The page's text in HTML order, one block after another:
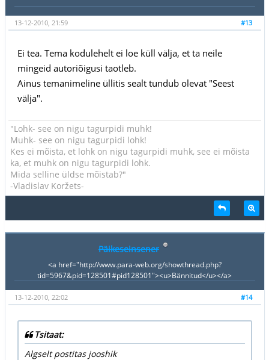
#13
13-12-2010, 21:59
Ei tea. Tema kodulehelt ei loe küll välja, et ta neile
mingeid autoriõigusi taotleb.
Ainus temanimeline üllitis sealt tundub olevat "Seest
välja".
"Lohk- see on nigu tagurpidi muhk!
Muhk- see on nigu tagurpidi lohk!
Kes ei mõista, et lohk on nigu tagurpidi muhk, see ei mõista
ka, et muhk on nigu tagurpidi lohk.
Mida selline üldse mõistab?"
-Vladislav Koržets-
Päikeseinsener
<a href="http://www.para-web.org/showthread.php?
tid=5967&pid=128501#pid128501"><u>Bännitud</u></a>
#14
13-12-2010, 22:02
Tsitaat:
Algselt postitas jooshik